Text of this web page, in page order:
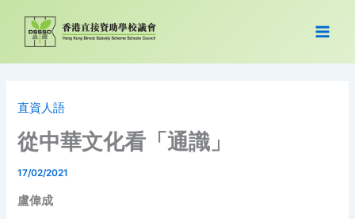
要
直資人語
從中華文化看「通識」
17/02/2021
盧偉成